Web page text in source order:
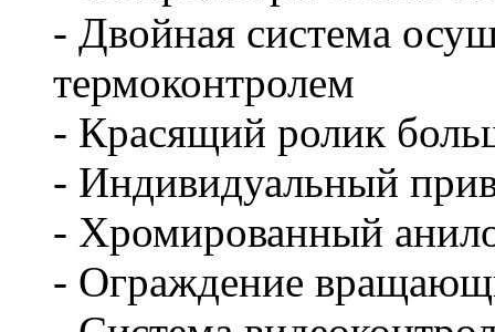
- Двойная система
термоконтролем
- Красящий ролик
- Индивидуальный
- Хромированный
- Ограждение